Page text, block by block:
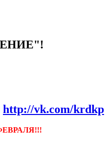
http://vk.com/krdkp